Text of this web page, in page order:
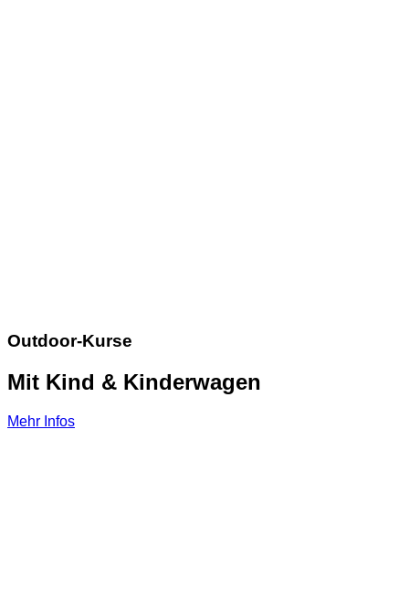
Outdoor-Kurse
Mit Kind & Kinderwagen
Mehr Infos